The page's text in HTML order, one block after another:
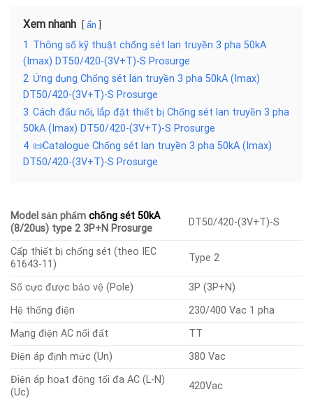
Xem nhanh ẩn
1 Thông số kỹ thuật chống sét lan truyền 3 pha 50kA
(Imax) DT50/420-(3V+T)-S Prosurge
2 Ứng dụng Chống sét lan truyền 3 pha 50kA (Imax)
DT50/420-(3V+T)-S Prosurge
3 Cách đấu nối, lắp đặt thiết bị Chống sét lan truyền 3 pha
50kA (Imax) DT50/420-(3V+T)-S Prosurge
4 📜Catalogue Chống sét lan truyền 3 pha 50kA (Imax)
DT50/420-(3V+T)-S Prosurge
Model sản phẩm chống sét 50kA
(8/20us) type 2 3P+N Prosurge
DT50/420-(3V+T)-S
Cấp thiết bị chống sét (theo IEC
61643-11)
Type 2
Số cực được bảo vệ (Pole)
3P (3P+N)
Hệ thống điện
230/400 Vac 1 pha
Mạng điện AC nối đất
TT
Điện áp định mức (Un)
380 Vac
Điện áp hoạt động tối đa AC (L-N)
(Uc)
420Vac